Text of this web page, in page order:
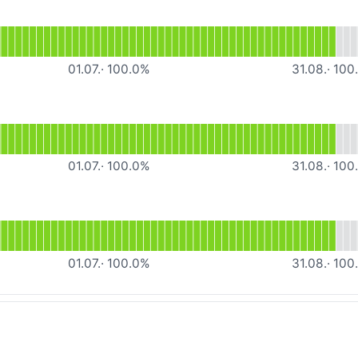
01.07.· 100.0% 31.08.·
01.07.· 100.0% 31.08.·
01.07.· 100.0% 31.08.·